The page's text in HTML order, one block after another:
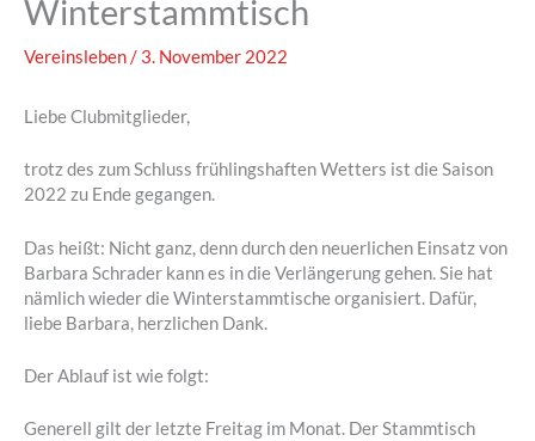
Winterstammtisch
Vereinsleben/ 3. November 2022
Liebe Clubmitglieder,
trotz des zum Schluss frühlingshaften Wetters ist die Saison
2022 zu Ende gegangen.
Das heißt: Nicht ganz, denn durch den neuerlichen Einsatz von
Barbara Schrader kann es in die Verlängerung gehen. Sie hat
nämlich wieder die Winterstammtische organisiert. Dafür,
liebe Barbara, herzlichen Dank.
Der Ablauf ist wie folgt:
Generell gilt der letzte Freitag im Monat. Der Stammtisch